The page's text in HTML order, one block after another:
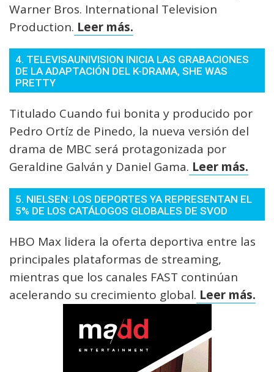
Warner Bros. International Television
Production. Leer más.
4. TELEVISAUNIVISION INICIA LAS GRABACIONES
DE LA ADAPTACIÓN DEL K-DRAMA, SHE WAS
PRETTY
Titulado Cuando fui bonita y producido por
Pedro Ortíz de Pinedo, la nueva versión del
drama de MBC será protagonizada por
Geraldine Galván y Daniel Gama. Leer más.
5. NIELSEN: LOS DEPORTES YA REPRESENTAN EL
5% DE LOS CATÁLOGOS GLOBALES DE SVOD
HBO Max lidera la oferta deportiva entre las
principales plataformas de streaming,
mientras que los canales FAST continúan
acelerando su crecimiento global. Leer más.